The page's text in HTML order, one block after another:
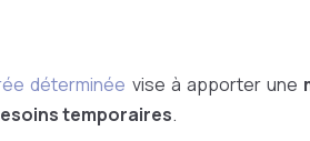
déterminée vise à apporter une
temporaires.